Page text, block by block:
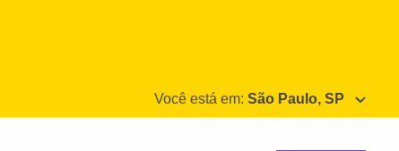
Você está em: São Paulo, SP